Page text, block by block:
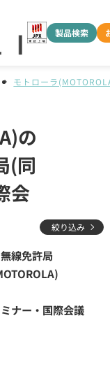
製品検索
モトローラ
の
(同
会
絞り込み
線免許局
ナー・国際会議